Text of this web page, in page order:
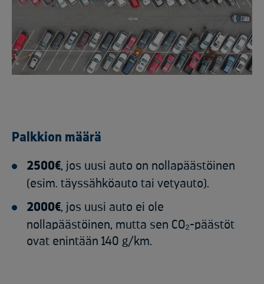
Palkkion määrä
2500€, jos uusi auto on nollapäästöinen
(esim. täyssähköauto tai vetyauto).
2000€, jos uusi auto ei ole
nollapäästöinen, mutta sen CO₂-päästöt
ovat enintään 140 g/km.